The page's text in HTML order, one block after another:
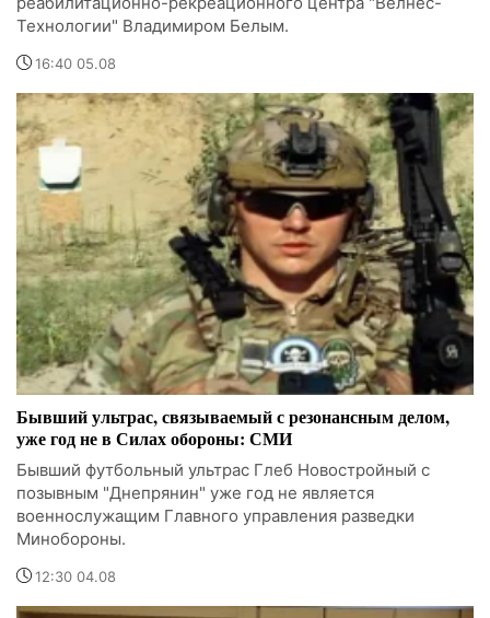
Технологии" Владимиром Белым.
16:40 05.08
Бывший ультрас, связываемый с резонансным делом,
уже год не в Силах обороны: СМИ
Бывший футбольный ультрас Глеб Новостройный с
позывным "Днепрянин" уже год не является
военнослужащим Главного управления разведки
Минобороны.
12:30 04.08